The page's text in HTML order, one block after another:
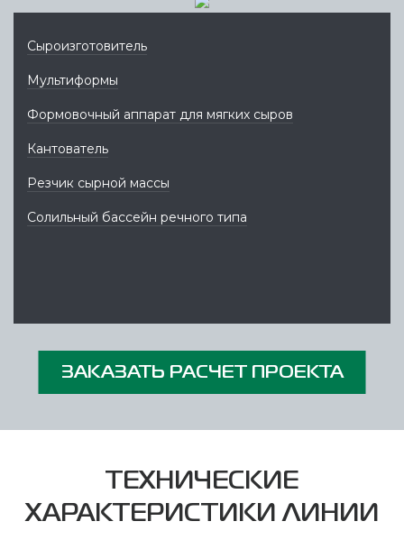
Сыроизготовитель
Мультиформы
Формовочный аппарат для мягких сыров
Кантователь
Резчик сырной массы
Солильный бассейн речного типа
ЗАКАЗАТЬ РАСЧЕТ ПРОЕКТА
ТЕХНИЧЕСКИЕ
ХАРАКТЕРИСТИКИ ЛИНИИ